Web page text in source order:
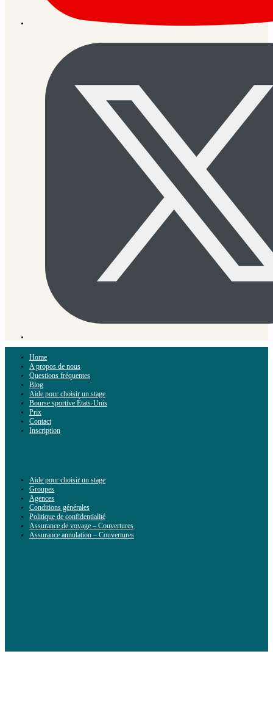
Home
A propos de nous
Questions fréquentes
Blog
Aide pour choisir un stage
Bourse sportive États-Unis
Prix
Contact
Inscription
Aide pour choisir un stage
Groupes
Agences
Conditions générales
Politique de confidentialité
Assurance de voyage – Couvertures
Assurance annulation – Couvertures